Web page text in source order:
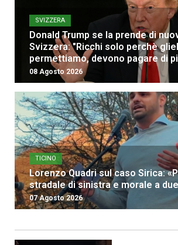
SVIZZERA
Donald Trump se la prende di
Svizzera: "Ricchi solo perchè
permettiamo, devono pagare di
08 Agosto 2026
TICINO
Lorenzo Quadri sul caso Sirica:
stradale di sinistra e morale a
07 Agosto 2026